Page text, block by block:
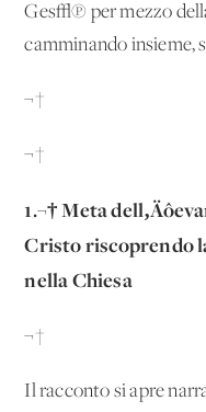
Ges√π per mezzo
camminando insieme,
¬†
¬†
1.¬† Meta
Cristo riscoprendo
nella Chiesa
¬†
Il racconto si apre